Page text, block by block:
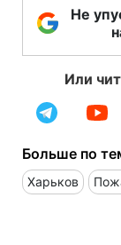
Не
Или
Больше по
Харьков